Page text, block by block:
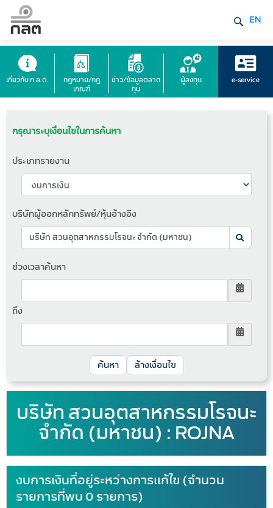
EN
เกี่ยวกับ ก.ล.ต.
กฎหมาย/กฎ
เกณฑ์
ข่าว/ข้อมูลตลาด
ทุน
ผู้ลงทุน e-service
กรุณาระบุเงื่อนไขในการค้นหา
ประเภทรายงาน
บริษัทผู้ออกหลักทรัพย์/หุ้นอ้างอิง
ช่วงเวลาค้นหา
ถึง
ล้างเงื่อนไข
บริษัท สวนอุตสาหกรรมโรจนะ
จำกัด (มหาชน) : ROJNA
งบการเงินที่อยู่ระหว่างการแก้ไข (จำนวน
รายการที่พบ 0 รายการ)